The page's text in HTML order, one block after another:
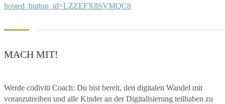
hosted_button_id=LZZEFX8SVMQC8
MACH MIT!
Werde codiviti Coach: Du bist bereit, den digitalen Wandel mit
voranzutreiben und alle Kinder an der Digitalisierung teilhaben zu